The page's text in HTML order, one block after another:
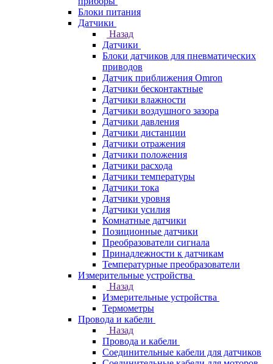
Блоки питания
Датчики
Назад
Датчики
Блоки датчиков для пневматических
приводов
Датчик приближения Omron
Датчики бесконтактные
Датчики влажности
Датчики воздушного зазора
Датчики давления
Датчики дистанции
Датчики отражения
Датчики положения
Датчики расхода
Датчики температуры
Датчики тока
Датчики уровня
Датчики усилия
Комнатные датчики
Позиционные датчики
Преобразователи сигнала
Принадлежности к датчикам
Температурные преобразователи
Измерительные устройства
Назад
Измерительные устройства
Термометры
Провода и кабели
Назад
Провода и кабели
Соединительные кабели для датчиков